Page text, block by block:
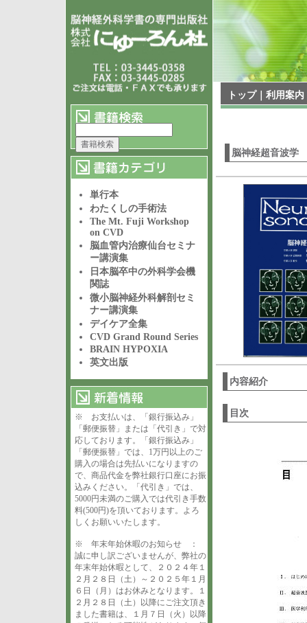
単行本
わたくしの手術法
The Mt. Fuji Workshop
on CVD
脳血管内治療仙台セミナ
ー講演集
日本脳卒中の外科学会機
関誌
微小脳神経外科解剖セミ
ナー講演集
デイケア全集
CVD Grand Round Series
BRAIN HYPOXIA
英文出版
※ お支払いは、「銀行振込み」
「郵便振替」または「代引き」で対
応しております。「銀行振込み」
「郵便振替」では、1万円以上のご
購入の場合は先払いになりますの
で、商品代金を弊社銀行口座にお振
込みください。「代引き」では、
5000円未満のご購入では代引き手数
料(500円)を頂いております。よろ
しくお願いいたします。
※ 年末年始休暇のお知らせ ：
誠に申し訳ございませんが、弊社の
年末年始休暇として、２０２４年１
２月２８日（土）～２０２５年１月
６日（月）はお休みとなります。１
２月２８日（土）以降にご注文頂き
ました書籍は、１月７日（火）以降
トップ｜ 利用案内
脳神経超音波学
内容紹介
目次